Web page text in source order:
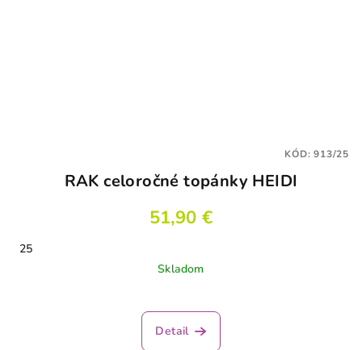
RAK celoročné topánky HEIDI
51,90 €
25
Skladom
Detail
KÓD:913/25